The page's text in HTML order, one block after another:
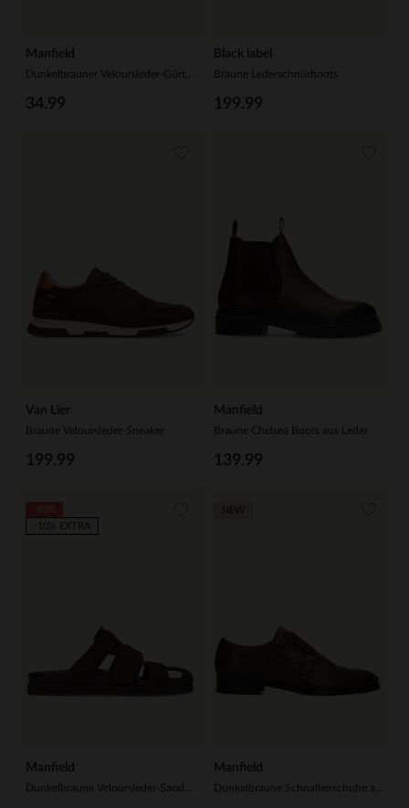
Manfield
34.99
Black label
Braune Lederschnürboots
199.99
Van Lier
Braune Veloursleder-Sneaker
199.99
Manfield
Braune Chelsea Boots aus Leder
139.99
Manfield
-10% EXTRA
Manfield